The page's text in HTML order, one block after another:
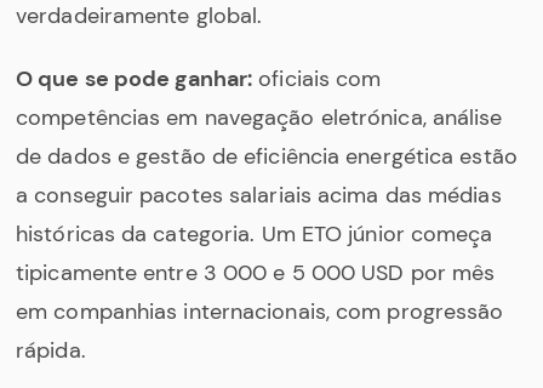
verdadeiramente global.
O que se pode ganhar: oficiais com
competências em navegação eletrónica, análise
de dados e gestão de eficiência energética estão
a conseguir pacotes salariais acima das médias
históricas da categoria. Um ETO júnior começa
tipicamente entre 3 000 e 5 000 USD por mês
em companhias internacionais, com progressão
rápida.